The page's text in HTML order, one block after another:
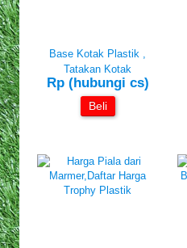
Base Kotak Plastik ,
Tatakan Kotak
Rp (hubungi cs)
Beli